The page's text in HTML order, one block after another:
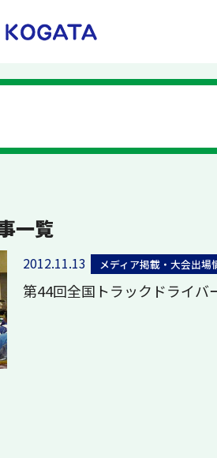
一覧
2012.11.13 メディア掲載・大会出場
第44回全国トラックドライバ